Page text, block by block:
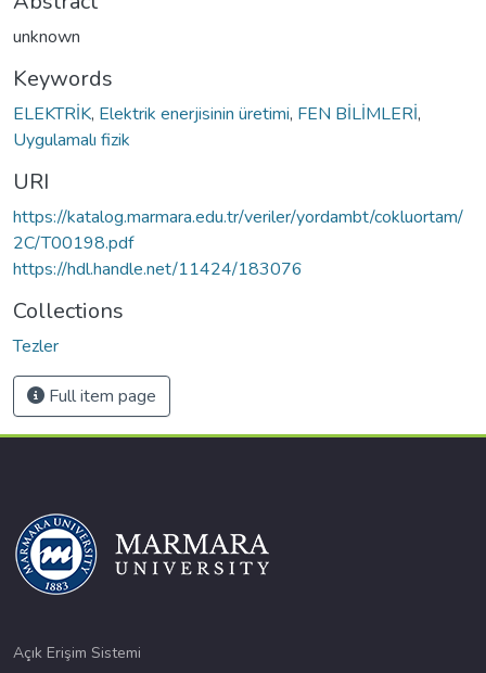
unknown
Keywords
ELEKTRİK, Elektrik enerjisinin üretimi, FEN BİLİMLERİ,
Uygulamalı fizik
URI
https://katalog.marmara.edu.tr/veriler/yordambt/cokluortam/
2C/T00198.pdf
https://hdl.handle.net/11424/183076
Collections
Tezler
Full item page
Açık Erişim Sistemi